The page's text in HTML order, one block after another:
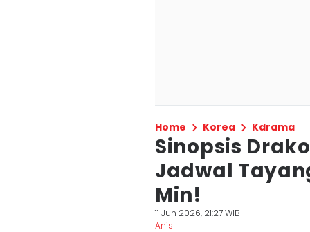
Home Korea Kdrama
Sinopsis
Jadwal
Min!
11 Jun 2026, 21:27 WIB
Anis